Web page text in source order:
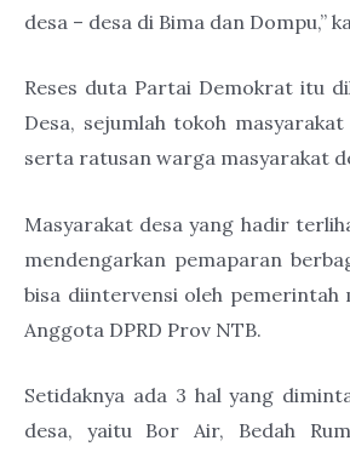
desa – desa di Bima dan Dompu,”
Reses duta Partai Demokrat itu
Desa, sejumlah tokoh
serta ratusan warga masyarakat
Masyarakat desa yang hadir
mendengarkan pemaparan
bisa diintervensi oleh pemerintah
Anggota DPRD Prov NTB.
Setidaknya ada 3 hal yang
desa, yaitu Bor Air, Bedah